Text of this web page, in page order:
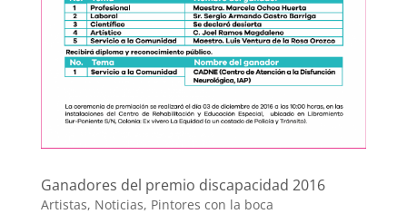
Ganadores del premio discapacidad 2016
Artistas, Noticias, Pintores con la boca